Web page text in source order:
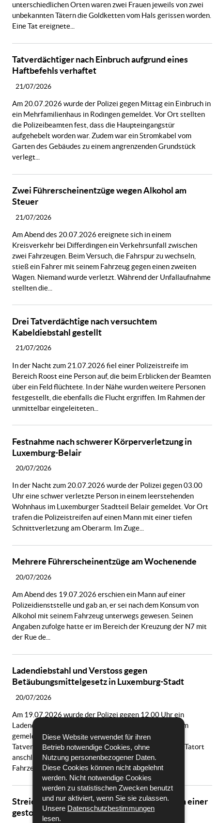
Diese Website verwendet für ihren
Betrieb notwendige Cookies, ohne
Nutzung personenbezogener Daten.
Diese Cookies können nicht abgelehnt
werden. Nicht notwendige Cookies
werden zu statistischen Zwecken benutzt
und nur aktiviert, wenn Sie sie zulassen.
Unsere Datenschutzbestimmungen
lesen.
unterschiedlichen Orten waren zwei Frauen jeweils von zwei
unbekannten Tätern die Goldketten vom Hals gerissen worden.
Eine Tat ereignete...
Tatverdächtiger nach Einbruch aufgrund eines
Haftbefehls verhaftet
21/07/2026
Am 20.07.2026 wurde der Polizei gegen Mittag ein Einbruch in
ein Mehrfamilienhaus in Rodingen gemeldet. Vor Ort stellten
die Polizeibeamten fest, dass die Haupteingangstür
aufgehebelt worden war. Zudem war ein Stromkabel vom
Garten des Gebäudes zu einem angrenzenden Grundstück
verlegt...
Zwei Führerscheinentzüge wegen Alkohol am
Steuer
21/07/2026
Am Abend des 20.07.2026 ereignete sich in einem
Kreisverkehr bei Differdingen ein Verkehrsunfall zwischen
zwei Fahrzeugen. Beim Versuch, die Fahrspur zu wechseln,
stieß ein Fahrer mit seinem Fahrzeug gegen einen zweiten
Wagen. Niemand wurde verletzt. Während der Unfallaufnahme
stellten die...
Drei Tatverdächtige nach versuchtem
Kabeldiebstahl gestellt
21/07/2026
In der Nacht zum 21.07.2026 fiel einer Polizeistreife im
Bereich Roost eine Person auf, die beim Erblicken der Beamten
über ein Feld flüchtete. In der Nähe wurden weitere Personen
festgestellt, die ebenfalls die Flucht ergriffen. Im Rahmen der
unmittelbar eingeleiteten...
Festnahme nach schwerer Körperverletzung in
Luxemburg-Belair
20/07/2026
In der Nacht zum 20.07.2026 wurde der Polizei gegen 03.00
Uhr eine schwer verletzte Person in einem leerstehenden
Wohnhaus im Luxemburger Stadtteil Belair gemeldet. Vor Ort
trafen die Polizeistreifen auf einen Mann mit einer tiefen
Schnittverletzung am Oberarm. Im Zuge...
Mehrere Führerscheinentzüge am Wochenende
20/07/2026
Am Abend des 19.07.2026 erschien ein Mann auf einer
Polizeidienststelle und gab an, er sei nach dem Konsum von
Alkohol mit seinem Fahrzeug unterwegs gewesen. Seinen
Angaben zufolge hatte er im Bereich der Kreuzung der N7 mit
der Rue de...
Ladendiebstahl und Verstoss gegen
Betäubungsmittelgesetz in Luxemburg-Stadt
20/07/2026
Am 19.07.2026 wurde der Polizei gegen 12.00 Uhr ein
Ladendiebstahl in einer Tankstelle in Luxemburg-Hamm
gemeldet. Laut ersten Erkenntnissen sollen vier
Tatverdächtige mehrere Getränke entwendet und den Tatort
anschließend in einem Fahrzeug verlassen haben. Das
Fahrzeug konnte kurze Zeit später...
Streichung des Zeugenaufrufs nach Gebrauch einer
gestohlenen Kreditkarte in Luxemburg-Stadt